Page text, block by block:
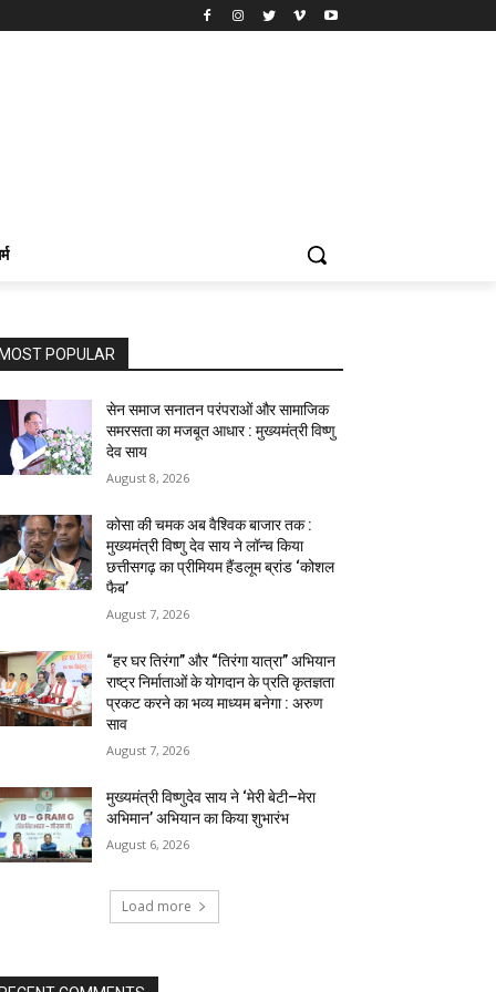
POPULAR
सेन समाज सनातन परंपराओं और सामाजिक
समरसता का मजबूत आधार : मुख्यमंत्री विष्णु
देव साय
August 8, 2026
कोसा की चमक अब वैश्विक बाजार तक :
मुख्यमंत्री विष्णु देव साय ने लॉन्च किया
छत्तीसगढ़ का प्रीमियम हैंडलूम ब्रांड ‘कोशल
फैब’
August 7, 2026
“हर घर तिरंगा” और “तिरंगा यात्रा” अभियान
राष्ट्र निर्माताओं के योगदान के प्रति कृतज्ञता
प्रकट करने का भव्य माध्यम बनेगा : अरुण
साव
August 7, 2026
मुख्यमंत्री विष्णुदेव साय ने ‘मेरी बेटी–मेरा
अभिमान’ अभियान का किया शुभारंभ
August 6, 2026
Load more